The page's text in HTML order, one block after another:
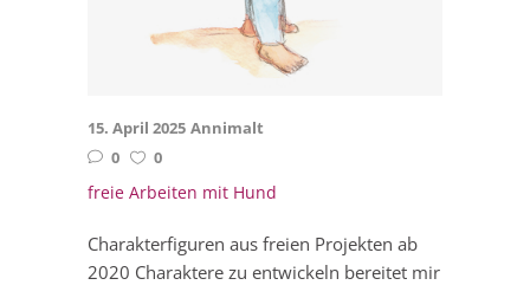
15. April 2025 Annimalt
0
0
freie Arbeiten mit Hund
Charakterfiguren aus freien Projekten ab
2020 Charaktere zu entwickeln bereitet mir